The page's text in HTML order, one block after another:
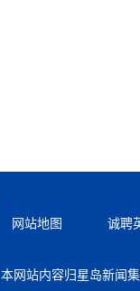
网站地图 诚聘
本网站内容归星岛新闻